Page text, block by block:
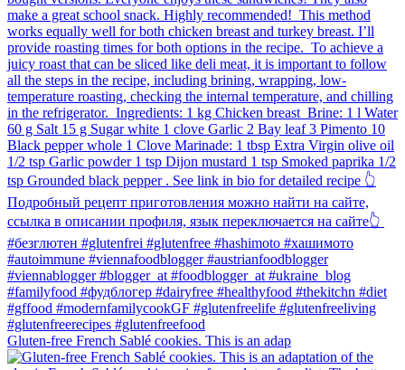
Gluten-free French Sablé cookies.⁠ This is an adap